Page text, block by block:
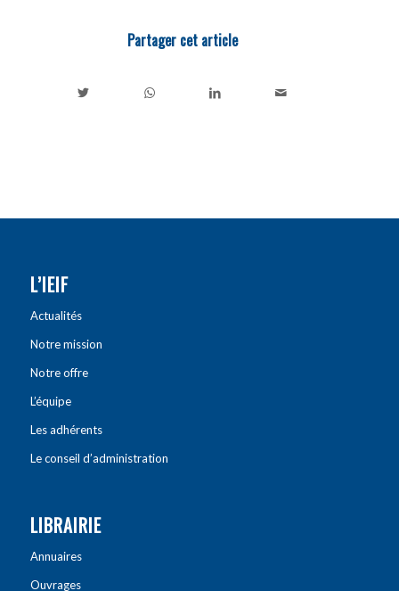
Partager cet article
L’IEIF
Actualités
Notre mission
Notre offre
L’équipe
Les adhérents
Le conseil d’administration
LIBRAIRIE
Annuaires
Ouvrages